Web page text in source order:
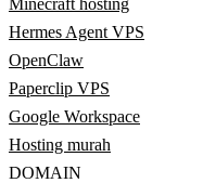
Minecraft hosting
Hermes Agent VPS
OpenClaw
Paperclip VPS
Google Workspace
Hosting murah
DOMAIN